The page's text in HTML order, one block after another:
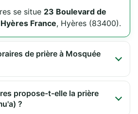
se situe 23 Boulevard de
France, Hyères (83400).
de prière à Mosquée
propose-t-elle la prière
?